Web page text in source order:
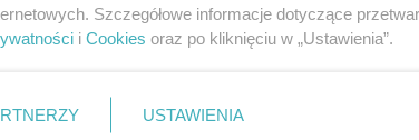
nie stanowi i nie zastępuje porady lekarskiej.
lekarza. Redakcja i wydawca serwisu nie ponoszą
udzielaniu świadczeń zdrowotnych w rozumieniu art. 3 ust 1
Szczegółowe informacje dotyczące
i Cookies oraz po kliknięciu w „Ustawienia”.
USTAWIENIA